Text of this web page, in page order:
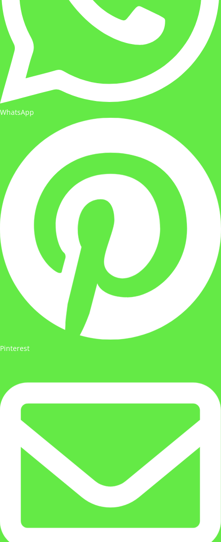
WhatsApp
Pinterest